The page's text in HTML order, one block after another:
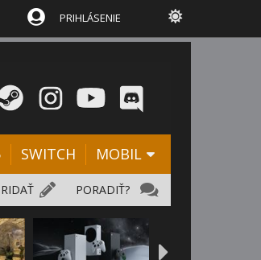
PRIHLÁSENIE
SWITCH MOBIL
PORADIŤ?